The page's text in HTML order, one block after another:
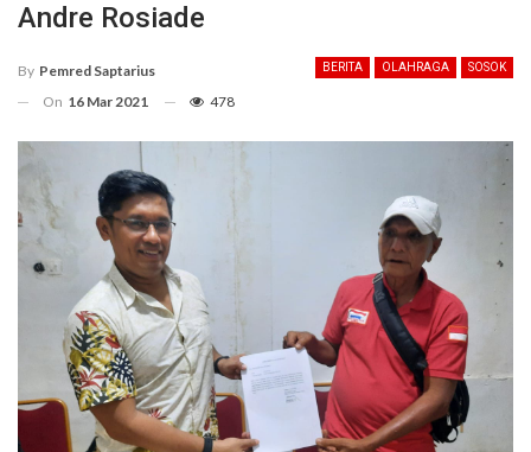
Andre Rosiade
BERITA OLAHRAGA SOSOK
By Pemred Saptarius
On 16 Mar 2021 478